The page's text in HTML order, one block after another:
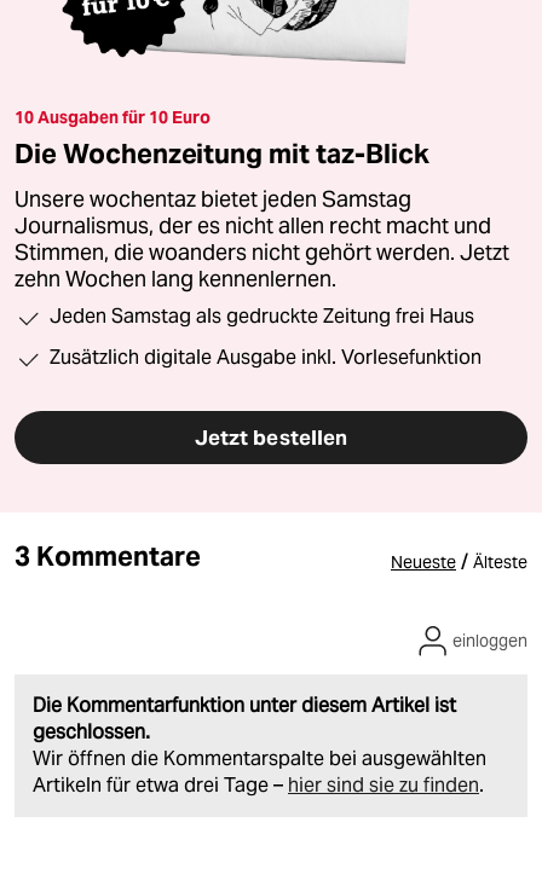
10 Ausgaben für 10 Euro
Die Wochenzeitung mit taz-Blick
Unsere wochentaz bietet jeden Samstag
Journalismus, der es nicht allen recht macht und
Stimmen, die woanders nicht gehört werden. Jetzt
zehn Wochen lang kennenlernen.
Jeden Samstag als gedruckte Zeitung frei Haus
Zusätzlich digitale Ausgabe inkl. Vorlesefunktion
Jetzt bestellen
3 Kommentare Neueste / Älteste
Die Kommentarfunktion unter diesem Artikel ist
geschlossen.
Wir öffnen die Kommentarspalte bei ausgewählten
Artikeln für etwa drei Tage – hier sind sie zu finden.
einloggen